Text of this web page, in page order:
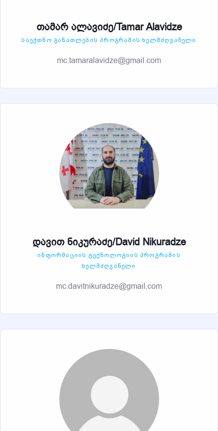
თამარ ალავიძე/Tamar Alavidze
ᲡᲐᲔᲥᲗᲜᲝ ᲒᲐᲜᲐᲗᲚᲔᲑᲘᲡ ᲞᲠᲝᲒᲠᲐᲛᲘᲡ ᲮᲔᲚᲛᲫᲦᲕᲐᲜᲔᲚᲘ
mc.tamaralavidze@gmail.com
დავით ნიკურაძე/David Nikuradze
ᲘᲜᲤᲝᲠᲛᲐᲪᲘᲘᲡ ᲢᲔᲥᲜᲝᲚᲝᲒᲘᲘᲡ ᲞᲠᲝᲒᲠᲐᲛᲘᲡ
ᲮᲔᲚᲛᲫᲦᲕᲐᲜᲔᲚᲘ
mc.davitnikuradze@gmail.com